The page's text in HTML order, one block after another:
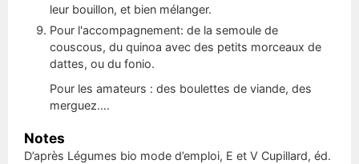
leur bouillon, et bien mélanger.
Pour l'accompagnement: de la semoule de
couscous, du quinoa avec des petits morceaux de
dattes, ou du fonio.
Pour les amateurs : des boulettes de viande, des
merguez….
Notes
D’après Légumes bio mode d’emploi, E et V Cupillard, éd.